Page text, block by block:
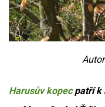
Harusův kopecpatří k